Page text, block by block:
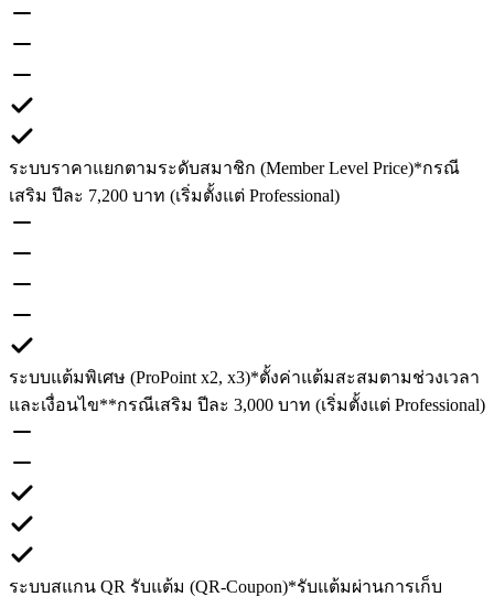
ระบบราคาแยกตามระดับสมาชิก (Member Level Price)*กรณี
เสริม ปีละ 7,200 บาท (เริ่มตั้งแต่ Professional)
ระบบแต้มพิเศษ (ProPoint x2, x3)*ตั้งค่าแต้มสะสมตามช่วงเวลา
และเงื่อนไข**กรณีเสริม ปีละ 3,000 บาท (เริ่มตั้งแต่ Professional)
ระบบสแกน QR รับแต้ม (QR-Coupon)*รับแต้มผ่านการเก็บ